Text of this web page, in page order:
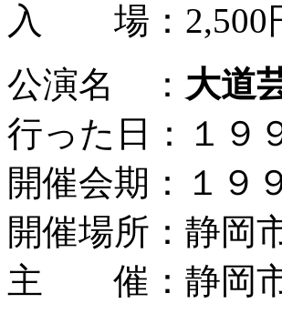
入 場：2,500
公演名 ： 大道
行った日：１９
開催会期：１９
開催場所：静岡
主 催：静岡市